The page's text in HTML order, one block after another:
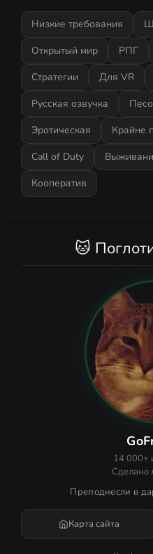
Низкие требования
Открытый мир
РПГ
Стратегии
Для VR
Русская озвучка
Эротическая
Крайне
Call of Duty
Кооператив
🐱
14 000+
Сделано
Преподнесли в
Карта сайта